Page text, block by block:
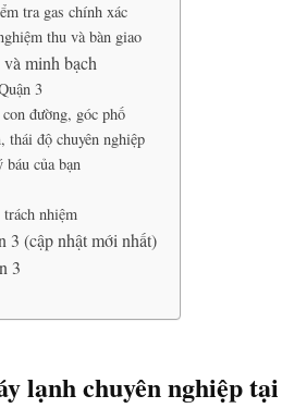
tra gas chính xác
thu và bàn giao
minh bạch
3
đường, góc phố
thái độ chuyên nghiệp
của bạn
nhiệm
3 (cập nhật mới nhất)
3
lạnh chuyên nghiệp tại